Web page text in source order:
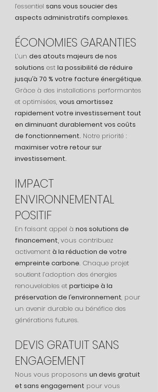
l’essentiel sans vous soucier des
aspects administratifs complexes.
ÉCONOMIES GARANTIES
L’un des atouts majeurs de nos
solutions est la possibilité de réduire
jusqu’à 70 % votre facture énergétique.
Grâce à des installations performantes
et optimisées, vous amortissez
rapidement votre investissement tout
en diminuant durablement vos coûts
de fonctionnement. Notre priorité :
maximiser votre retour sur
investissement.
IMPACT
ENVIRONNEMENTAL
POSITIF
En faisant appel à nos solutions de
financement, vous contribuez
activement à la réduction de votre
empreinte carbone. Chaque projet
soutient l’adoption des énergies
renouvelables et participe à la
préservation de l’environnement, pour
un avenir durable au bénéfice des
générations futures.
DEVIS GRATUIT SANS
ENGAGEMENT
Nous vous proposons un devis gratuit
et sans engagement pour vous